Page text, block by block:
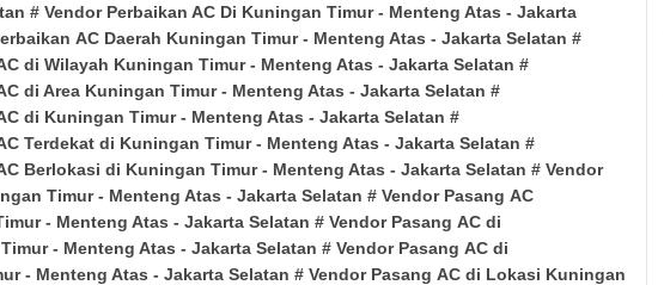
# Vendor Perbaikan AC Di Kuningan Timur - Menteng Atas - Jakarta
AC Daerah Kuningan Timur - Menteng Atas - Jakarta Selatan #
di Wilayah Kuningan Timur - Menteng Atas - Jakarta Selatan #
di Area Kuningan Timur - Menteng Atas - Jakarta Selatan #
di Kuningan Timur - Menteng Atas - Jakarta Selatan #
Terdekat di Kuningan Timur - Menteng Atas - Jakarta Selatan #
Berlokasi di Kuningan Timur - Menteng Atas - Jakarta Selatan # Vendor
Timur - Menteng Atas - Jakarta Selatan # Vendor Pasang AC
- Menteng Atas - Jakarta Selatan # Vendor Pasang AC di
- Menteng Atas - Jakarta Selatan # Vendor Pasang AC di
- Menteng Atas - Jakarta Selatan # Vendor Pasang AC di Lokasi Kuningan